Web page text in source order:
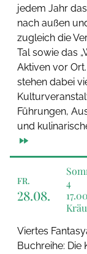
jedem Jahr
nach außen
zugleich die
Tal sowie das
Aktiven vor
stehen dabei
Führungen,
und
FR.
28.08.
4
Viertes
Buchreihe: Die